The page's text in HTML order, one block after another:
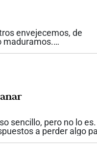
envejecemos, de
maduramos.
nos cerramos a las
sencillo, pero no lo es.
a perder algo
Dispuestos a perder